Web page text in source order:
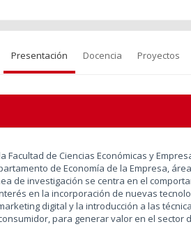
Presentación Docencia Proyectos
Facultad de Ciencias Económicas y
de Economía de la Empresa,
de investigación se centra en el
en la incorporación de nuevas
digital y la introducción a las
para generar valor en el sector